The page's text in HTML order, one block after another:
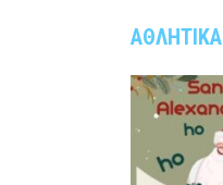
ΑΘΛΗΤΙΚΑ